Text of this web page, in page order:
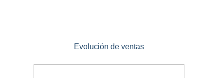
Evolución de ventas